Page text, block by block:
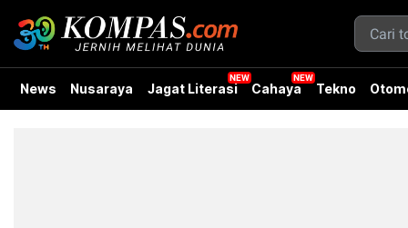
News Nusaraya Jagat Literasi Cahaya Tekno